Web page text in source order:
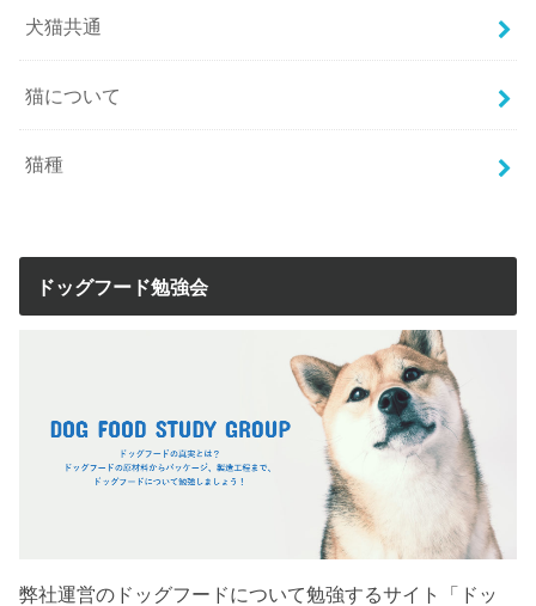
犬猫共通
猫について
猫種
ドッグフード勉強会
弊社運営のドッグフードについて勉強するサイト「ドッ